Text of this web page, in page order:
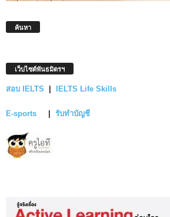
ค้นหา
เว็บไซต์พันธมิตรฯ
สอบ IELTS IELTS Life Skills
E-sports รับทำบัญชี